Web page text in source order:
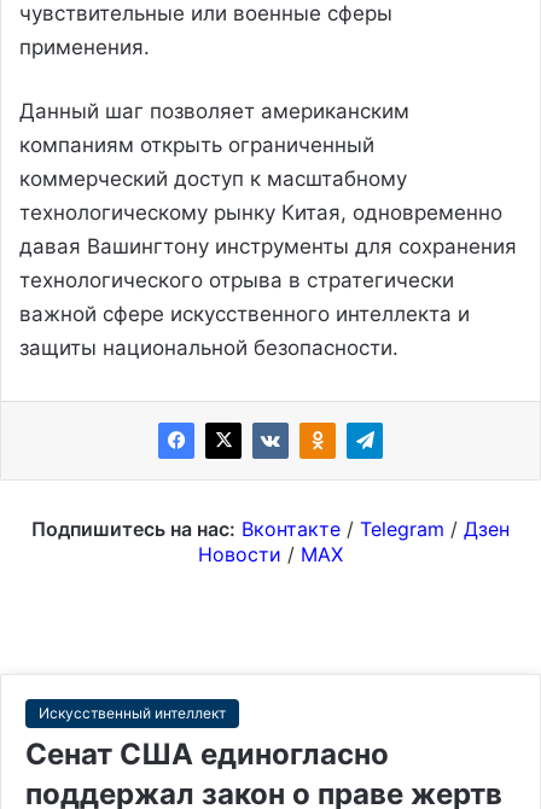
чувствительные или военные сферы
применения.
Данный шаг позволяет американским
компаниям открыть ограниченный
коммерческий доступ к масштабному
технологическому рынку Китая, одновременно
давая Вашингтону инструменты для сохранения
технологического отрыва в стратегически
важной сфере искусственного интеллекта и
защиты национальной безопасности.
Подпишитесь на нас: Вконтакте / Telegram / Дзен
Новости / MAX